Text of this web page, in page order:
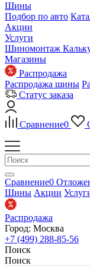
Шины
Подбор по авто
Акции
Услуги
Шиномонтаж
Магазины
Распродажа
Распродажа шины
Статус заказа
Сравнение0
Сравнение0
Шины Акции
Распродажа
Город: Москва
+7 (499) 288-85-56
Поиск
Поиск